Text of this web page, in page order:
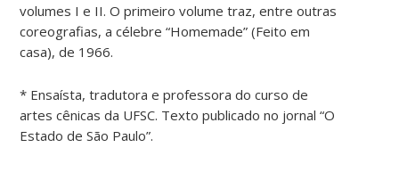
volumes I e II. O primeiro volume traz, entre outras
coreografias, a célebre “Homemade” (Feito em
casa), de 1966.
* Ensaísta, tradutora e professora do curso de
artes cênicas da UFSC. Texto publicado no jornal “O
Estado de São Paulo”.